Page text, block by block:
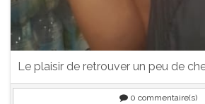
Le plaisir de retrouver un peu de
0 commentaire(s)